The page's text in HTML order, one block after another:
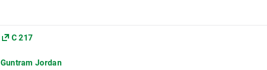
C 217
Guntram Jordan